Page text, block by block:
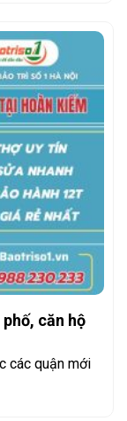
căn hộ
các quận mới